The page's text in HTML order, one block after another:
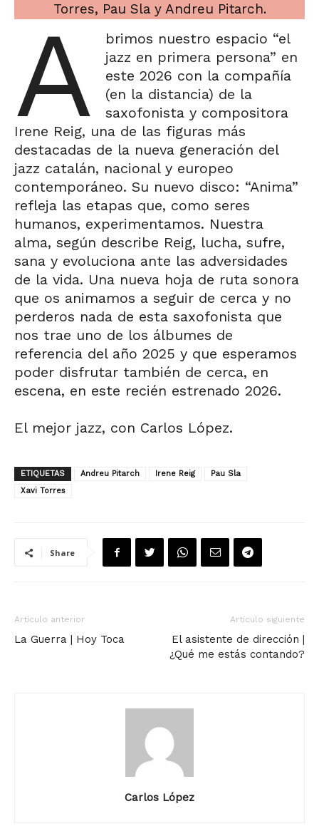
Torres, Pau Sla y Andreu Pitarch.
A
brimos nuestro espacio “el
jazz en primera persona” en
este 2026 con la compañía
(en la distancia) de la
saxofonista y compositora
Irene Reig, una de las figuras más
destacadas de la nueva generación del
jazz catalán, nacional y europeo
contemporáneo. Su nuevo disco: “Anima”
refleja las etapas que, como seres
humanos, experimentamos. Nuestra
alma, según describe Reig, lucha, sufre,
sana y evoluciona ante las adversidades
de la vida. Una nueva hoja de ruta sonora
que os animamos a seguir de cerca y no
perderos nada de esta saxofonista que
nos trae uno de los álbumes de
referencia del año 2025 y que esperamos
poder disfrutar también de cerca, en
escena, en este recién estrenado 2026.
El mejor jazz, con Carlos López.
ETIQUETAS Andreu Pitarch Irene Reig
Pau Sla
Xavi Torres
Share
Artículo anterior
La Guerra | Hoy Toca
Artículo siguiente
El asistente de dirección |
¿Qué me estás contando?
Carlos López